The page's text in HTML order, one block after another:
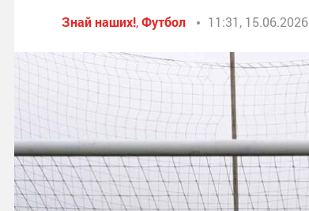
Знай наших!,Футбол 11:31, 15.06.2026